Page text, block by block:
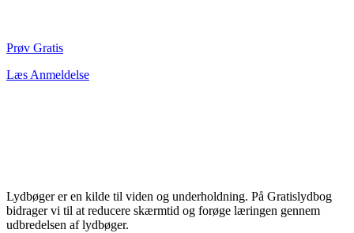
Prøv Gratis
Læs Anmeldelse
Lydbøger er en kilde til viden og underholdning. På Gratislydbog
bidrager vi til at reducere skærmtid og forøge læringen gennem
udbredelsen af lydbøger.